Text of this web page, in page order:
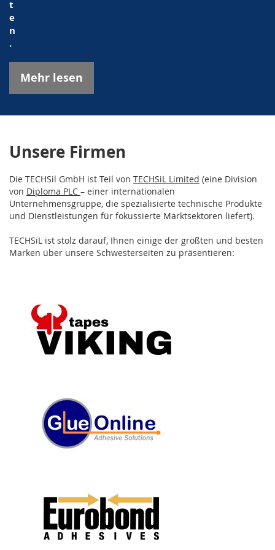
t
e
n
.
Mehr lesen
Unsere Firmen
Die TECHSil GmbH ist Teil von TECHSiL Limited (eine Division
von Diploma PLC – einer internationalen
Unternehmensgruppe, die spezialisierte technische Produkte
und Dienstleistungen für fokussierte Marktsektoren liefert).
TECHSiL ist stolz darauf, Ihnen einige der größten und besten
Marken über unsere Schwesterseiten zu präsentieren: